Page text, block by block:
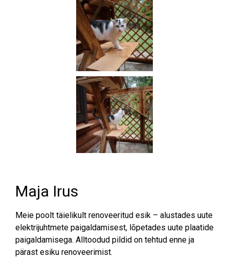
Maja Irus
Meie poolt täielikult renoveeritud esik – alustades uute
elektrijuhtmete paigaldamisest, lõpetades uute plaatide
paigaldamisega. Alltoodud pildid on tehtud enne ja
pärast esiku renoveerimist.